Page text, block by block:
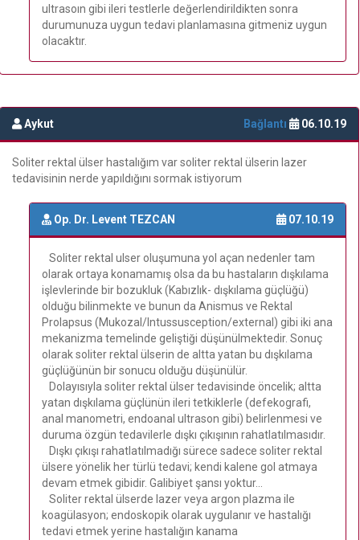
ultrasoın gibi ileri testlerle değerlendirildikten sonra
durumunuza uygun tedavi planlamasına gitmeniz uygun
olacaktır.
Aykut Bağlantı 06.10.19
Soliter rektal ülser hastalığım var soliter rektal ülserin lazer
tedavisinin nerde yapıldığını sormak istiyorum
Op. Dr. Levent TEZCAN 07.10.19
Soliter rektal ulser oluşumuna yol açan nedenler tam
olarak ortaya konamamış olsa da bu hastaların dışkılama
işlevlerinde bir bozukluk (Kabızlık- dışkılama güçlüğü)
olduğu bilinmekte ve bunun da Anismus ve Rektal
Prolapsus (Mukozal/Intussusception/external) gibi iki ana
mekanizma temelinde geliştiği düşünülmektedir. Sonuç
olarak soliter rektal ülserin de altta yatan bu dışkılama
güçlüğünün bir sonucu olduğu düşünülür.
Dolayısıyla soliter rektal ülser tedavisinde öncelik; altta
yatan dışkılama güçlünün ileri tetkiklerle (defekografi,
anal manometri, endoanal ultrason gibi) belirlenmesi ve
duruma özgün tedavilerle dışkı çıkışının rahatlatılmasıdır.
Dışkı çıkışı rahatlatılmadığı sürece sadece soliter rektal
ülsere yönelik her türlü tedavi; kendi kalene gol atmaya
devam etmek gibidir. Galibiyet şansı yoktur...
Soliter rektal ülserde lazer veya argon plazma ile
koagülasyon; endoskopik olarak uygulanır ve hastalığı
tedavi etmek yerine hastalığın kanama